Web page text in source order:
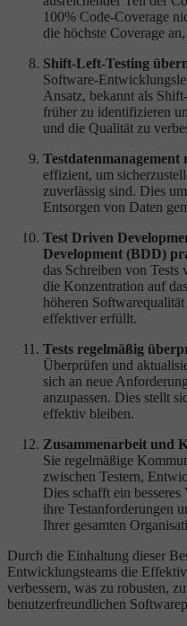
100% Code-Coverage
die höchste Coverage
Shift-Left-Testing
Software-
Ansatz, bekannt als
früher zu identifizieren
und die Qualität zu
Testdatenmanagement
effizient, um
zuverlässig sind. Dies
Entsorgen von Daten
Test Driven
Development (BDD)
das Schreiben von Tests
die Konzentration auf
höheren
effektiver erfüllt.
Tests regelmäßig
Überprüfen und
sich an neue
anzupassen. Dies stellt
effektiv bleiben.
Zusammenarbeit und
Sie regelmäßige
zwischen Testern,
Dies schafft ein
ihre Testanforderungen
Ihrer gesamten
Durch die Einhaltung dieser
Entwicklungsteams die
verbessern, was zu robusten,
benutzerfreundlichen